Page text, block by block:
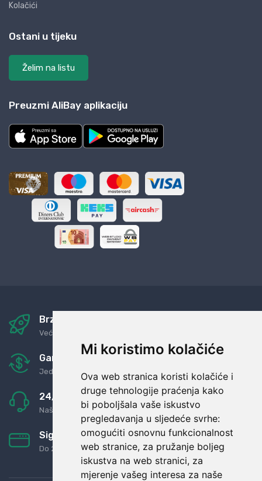
Mi koristimo kolačiće
Ova web stranica koristi kolačiće i
druge tehnologije praćenja kako
bi poboljšala vaše iskustvo
pregledavanja u sljedeće svrhe:
omogućiti osnovnu funkcionalnost
web stranice, za pružanje boljeg
iskustva na web stranici, za
mjerenje vašeg interesa za naše
Kolačići
Ostani u tijeku
Želim na listu
Preuzmi AliBay aplikaciju
Brza i sigurna dostava
Već za nekoliko dana kod vas
Garancija u povrat novaca
Jednostavno pravilo: Roba za novac
24/7 odlična podrška
Naši agenti uvijek na raspolaganju
Sigurno obročno plaćanje
Do 24 rata bez kamata